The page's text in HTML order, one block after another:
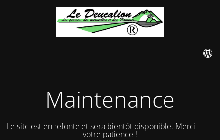
Maintenance
Le site est en refonte et sera bientôt disponible. Merci pour
votre patience !